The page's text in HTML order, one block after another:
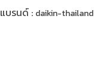
แบรนด์ : daikin-thailand